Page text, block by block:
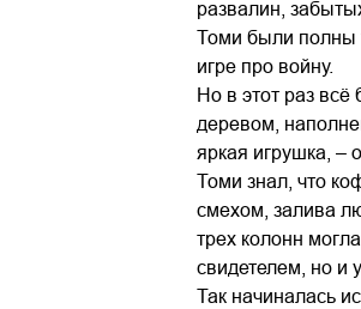
развалин,
Томи были полны
игре про войну.
Но в этот раз
деревом,
яркая игрушка, –
Томи знал, что
смехом, залива
трех колонн
свидетелем, но и
Так начиналась